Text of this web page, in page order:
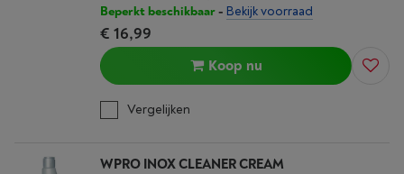
Beperkt beschikbaar- Bekijk voorraad
€ 16,99
Koop nu
Vergelijken
WPRO INOX CLEANER CREAM